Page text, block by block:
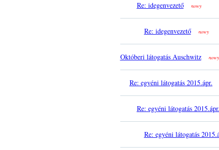
Re: idegenvezető nowy
Re: idegenvezető nowy
Októberi látogatás Auschwitz nowy
Re: egyéni látogatás 2015.ápr.
Re: egyéni látogatás
Re: egyéni látogatás